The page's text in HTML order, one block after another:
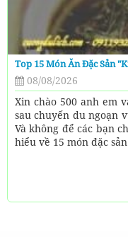
Top 15 Món Ăn Đặc Sản
08/08/2026
Xin chào 500 anh em
sau chuyến du ngoạn
Và không để các bạn
hiểu về 15 món đặc